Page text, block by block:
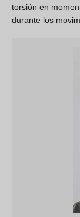
torsión en
durante los